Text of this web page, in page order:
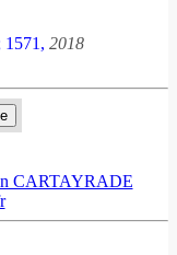
1571, 2018
CARTAYRADE